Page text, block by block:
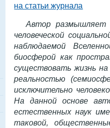
на статьи журнала
Автор размышляет
человеческой
наблюдаемой
биосферой как
существовать жизнь
реальностью
исключительно
На данной основе
естественных наук
таковой,